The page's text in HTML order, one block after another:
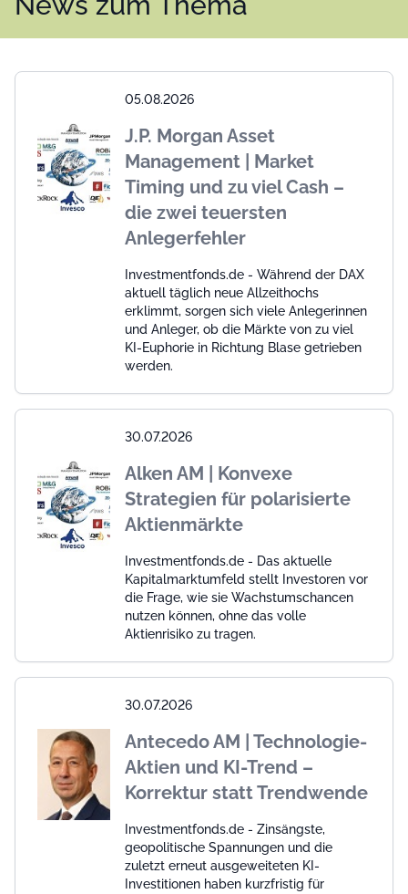
05.08.2026
J.P. Morgan Asset
Management | Market
Timing und zu viel Cash –
die zwei teuersten
Anlegerfehler
Investmentfonds.de - Während der DAX
aktuell täglich neue Allzeithochs
erklimmt, sorgen sich viele Anlegerinnen
und Anleger, ob die Märkte von zu viel
KI-Euphorie in Richtung Blase getrieben
werden.
30.07.2026
Alken AM | Konvexe
Strategien für polarisierte
Aktienmärkte
Investmentfonds.de - Das aktuelle
Kapitalmarktumfeld stellt Investoren vor
die Frage, wie sie Wachstumschancen
nutzen können, ohne das volle
Aktienrisiko zu tragen.
30.07.2026
Antecedo AM | Technologie-
Aktien und KI-Trend –
Korrektur statt Trendwende
Investmentfonds.de - Zinsängste,
geopolitische Spannungen und die
zuletzt erneut ausgeweiteten KI-
Investitionen haben kurzfristig für